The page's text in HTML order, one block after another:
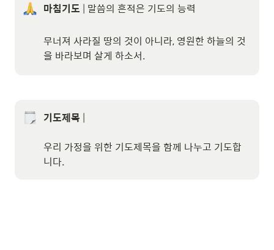
마침기도 | 말씀의 흔적은 기도의 능력
무너져 사라질 땅의 것이 아니라, 영원한 하늘의 것
을 바라보며 살게 하소서.
기도제목 |
우리 가정을 위한 기도제목을 함께 나누고 기도합
니다.